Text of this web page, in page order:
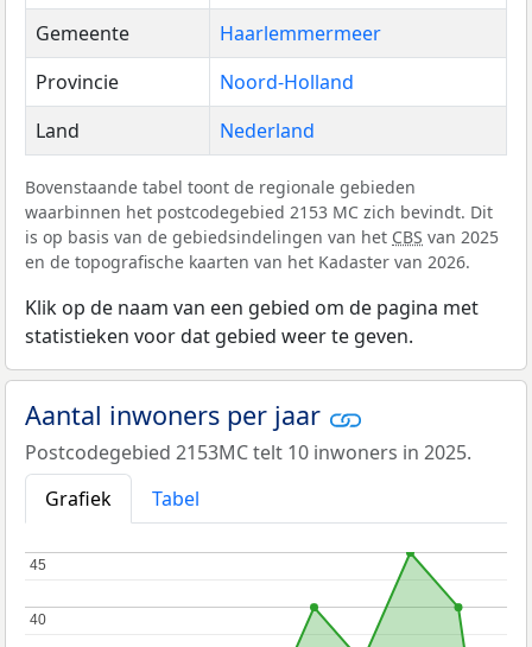
Gemeente
Haarlemmermeer
Provincie
Noord-Holland
Land
Nederland
Bovenstaande tabel toont de regionale gebieden
waarbinnen het postcodegebied 2153 MC zich bevindt. Dit
is op basis van de gebiedsindelingen van het CBS van 2025
en de topografische kaarten van het Kadaster van 2026.
Klik op de naam van een gebied om de pagina met
statistieken voor dat gebied weer te geven.
Aantal inwoners per jaar
Postcodegebied 2153MC telt 10 inwoners in 2025.
Grafiek
Tabel
40
40
45
45